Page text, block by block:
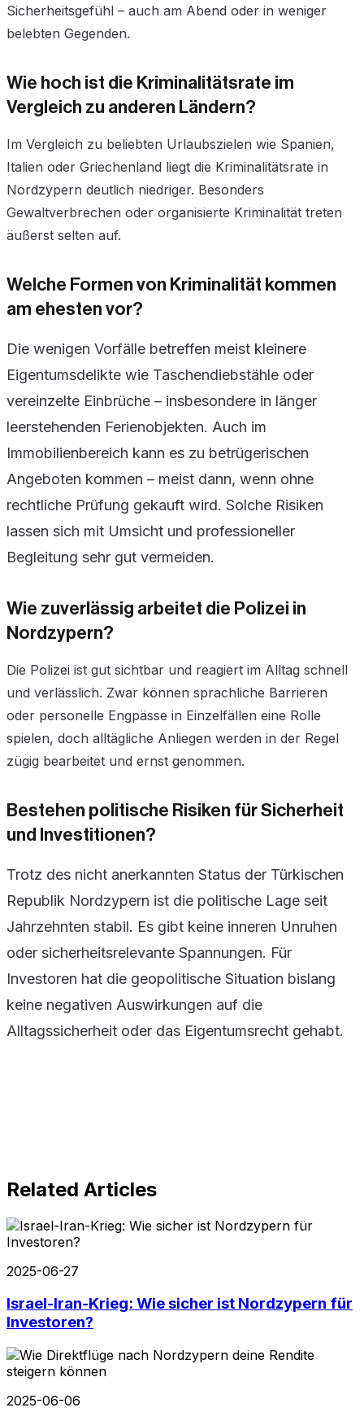
Sicherheitsgefühl – auch am Abend oder in weniger
belebten Gegenden.
Wie hoch ist die Kriminalitätsrate im
Vergleich zu anderen Ländern?
Im Vergleich zu beliebten Urlaubszielen wie Spanien,
Italien oder Griechenland liegt die Kriminalitätsrate in
Nordzypern deutlich niedriger. Besonders
Gewaltverbrechen oder organisierte Kriminalität treten
äußerst selten auf.
Welche Formen von Kriminalität kommen
am ehesten vor?
Die wenigen Vorfälle betreffen meist kleinere
Eigentumsdelikte wie Taschendiebstähle oder
vereinzelte Einbrüche – insbesondere in länger
leerstehenden Ferienobjekten. Auch im
Immobilienbereich kann es zu betrügerischen
Angeboten kommen – meist dann, wenn ohne
rechtliche Prüfung gekauft wird. Solche Risiken
lassen sich mit Umsicht und professioneller
Begleitung sehr gut vermeiden.
Wie zuverlässig arbeitet die Polizei in
Nordzypern?
Die Polizei ist gut sichtbar und reagiert im Alltag schnell
und verlässlich. Zwar können sprachliche Barrieren
oder personelle Engpässe in Einzelfällen eine Rolle
spielen, doch alltägliche Anliegen werden in der Regel
zügig bearbeitet und ernst genommen.
Bestehen politische Risiken für Sicherheit
und Investitionen?
Trotz des nicht anerkannten Status der Türkischen
Republik Nordzypern ist die politische Lage seit
Jahrzehnten stabil. Es gibt keine inneren Unruhen
oder sicherheitsrelevante Spannungen. Für
Investoren hat die geopolitische Situation bislang
keine negativen Auswirkungen auf die
Alltagssicherheit oder das Eigentumsrecht gehabt.
Related Articles
2025-06-27
Israel-Iran-Krieg: Wie sicher ist Nordzypern für
Investoren?
2025-06-06